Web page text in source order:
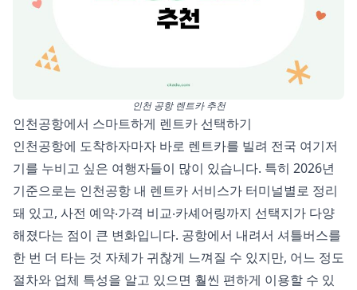
인천 공항 렌트카 추천
인천공항에서 스마트하게 렌트카 선택하기
인천공항에 도착하자마자 바로 렌트카를 빌려 전국 여기저
기를 누비고 싶은 여행자들이 많이 있습니다. 특히 2026년
기준으로는 인천공항 내 렌트카 서비스가 터미널별로 정리
돼 있고, 사전 예약‧가격 비교‧카셰어링까지 선택지가 다양
해졌다는 점이 큰 변화입니다. 공항에서 내려서 셔틀버스를
한 번 더 타는 것 자체가 귀찮게 느껴질 수 있지만, 어느 정도
절차와 업체 특성을 알고 있으면 훨씬 편하게 이용할 수 있